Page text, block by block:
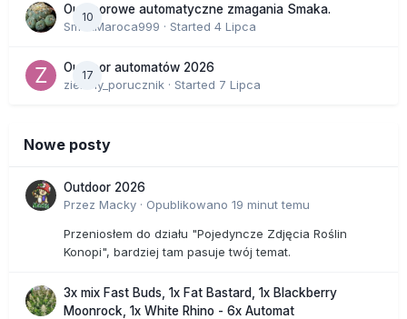
10
Outdoorowe automatyczne zmagania Smaka.
SmakMaroca999 · Started 4 Lipca
17
Outdoor automatów 2026
zielony_porucznik · Started 7 Lipca
Nowe posty
Outdoor 2026
Przez Macky · Opublikowano 19 minut temu
Przeniosłem do działu "Pojedyncze Zdjęcia Roślin
Konopi", bardziej tam pasuje twój temat.
3x mix Fast Buds, 1x Fat Bastard, 1x Blackberry
Moonrock, 1x White Rhino - 6x Automat